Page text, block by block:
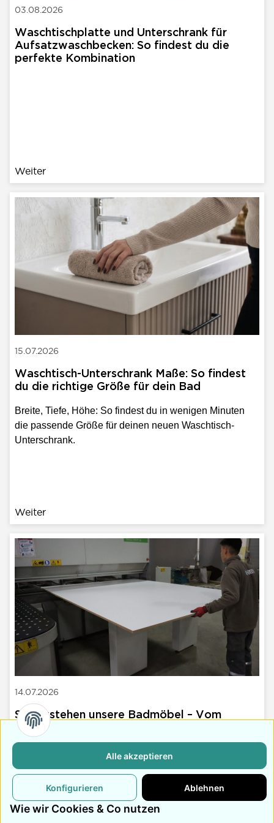
03.08.2026
Waschtischplatte und Unterschrank für
Aufsatzwaschbecken: So findest du die
perfekte Kombination
Weiter
15.07.2026
Waschtisch-Unterschrank Maße: So findest
du die richtige Größe für dein Bad
Breite, Tiefe, Höhe: So findest du in wenigen Minuten
die passende Größe für deinen neuen Waschtisch-
Unterschrank.
Weiter
14.07.2026
So entstehen unsere Badmöbel – Vom
Rohmaterial zum fertigen Möbelstück
Vom Rohmaterial bis zum fertigen Bauteil: Wir zeigen dir
Schritt für Schritt, wie unsere Badmöbel in unserer
eigenen Produktion in der Türkei entstehen.
Alle akzeptieren
Konfigurieren Ablehnen
Wie wir Cookies & Co nutzen